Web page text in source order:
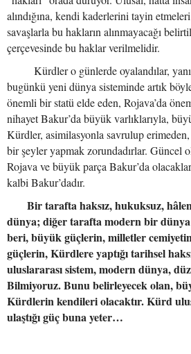
alındığına, kendi kaderlerini tayin
savaşlarla bu hakların alınmayacağı
çerçevesinde bu haklar verilmelidir.
Kürdler o günlerde oyalandılar,
bugünkü yeni dünya sisteminde artık
önemli bir statü elde eden, Rojava’da
nihayet Bakur’da büyük varlıklarıyla,
Kürdler, asimilasyonla savrulup
bir şeyler yapmak zorundadırlar. Güncel
Rojava ve büyük parça Bakur’da
kalbi Bakur’dadır.
Bir tarafta haksız, hukuksuz,
dünya; diğer tarafta modern bir dünya
beri, büyük güçlerin, milletler
güçlerin, Kürdlere yaptığı tarihsel
uluslararası sistem, modern dünya,
Bilmiyoruz. Bunu belirleyecek olan,
Kürdlerin kendileri olacaktır. Kürd
ulaştığı güç buna yeter…